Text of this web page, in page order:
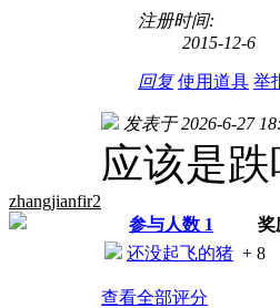
注册时间:
2015-12-6
回复 使用道具 举
zhangjianfir2
发表于 2026-6-27
应该是
参与人数 1 奖
还没起飞的猪 + 8
查看全部评分